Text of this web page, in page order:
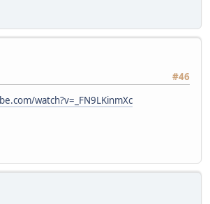
#46
watch?v=_FN9LKinmXc